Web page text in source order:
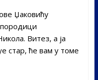
Џаковићу
Витез, а ја
стар, ће вам у томе